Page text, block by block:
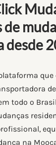
de
desde
todo o
na